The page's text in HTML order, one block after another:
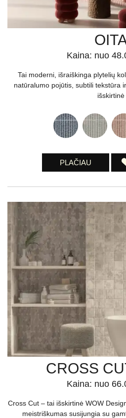
Kaina: nuo
Tai moderni, išraiškinga plytelių
natūralumo pojūtis, subtili tekstūra
išskirtinė
PLAČIAU
CROSS
Kaina: nuo
Cross Cut – tai išskirtinė WOW
meistriškumas susijungia su